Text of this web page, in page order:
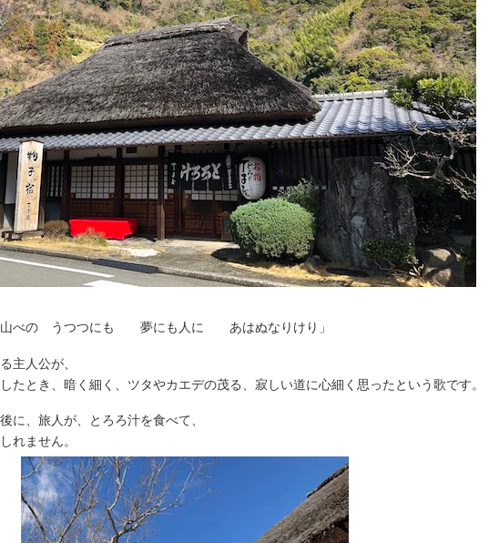
山べの うつつにも 夢にも人に あはぬなりけり」
主人公が、
たとき、暗く細く、ツタやカエデの茂る、寂しい道に心細く思ったという歌です。
に、旅人が、とろろ汁を食べて、
れません。